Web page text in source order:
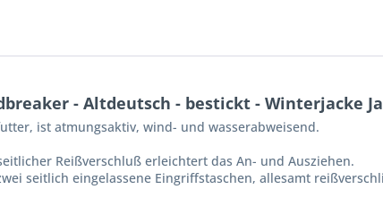
- Altdeutsch - bestickt - Winterjacke
ist atmungsaktiv, wind- und wasserabweisend.
Reißverschluß erleichtert das An- und Ausziehen.
seitlich eingelassene Eingriffstaschen, allesamt